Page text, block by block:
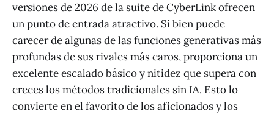
versiones de 2026 de la suite de CyberLink ofrecen
un punto de entrada atractivo. Si bien puede
carecer de algunas de las funciones generativas más
profundas de sus rivales más caros, proporciona un
excelente escalado básico y nitidez que supera con
creces los métodos tradicionales sin IA. Esto lo
convierte en el favorito de los aficionados y los